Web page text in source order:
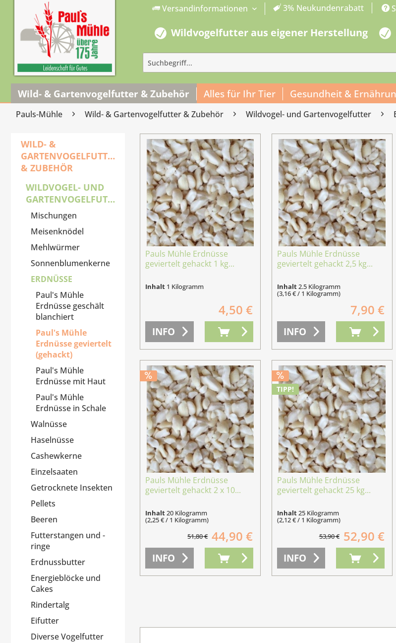
Versandinformationen 3% Neukundenrabatt
Wildvogelfutter aus eigener Herstellung
Wild- & Gartenvogelfutter & Zubehör Alles für Ihr Tier Gesundheit &
Pauls-Mühle Wild- & Gartenvogelfutter & Zubehör Wildvogel- und Gartenvogelfutter
WILD- &
GARTENVOGELFUTTER
& ZUBEHÖR
WILDVOGEL- UND
GARTENVOGELFUTTER
Mischungen
Meisenknödel
Mehlwürmer
Sonnenblumenkerne
ERDNÜSSE
Paul's Mühle
Erdnüsse geschält
blanchiert
Paul's Mühle
Erdnüsse geviertelt
(gehackt)
Paul's Mühle
Erdnüsse mit Haut
Paul's Mühle
Erdnüsse in Schale
Walnüsse
Haselnüsse
Cashewkerne
Einzelsaaten
Getrocknete Insekten
Pellets
Beeren
Futterstangen und -
ringe
Erdnussbutter
Energieblöcke und
Cakes
Rindertalg
Eifutter
Diverse Vogelfutter
Pauls Mühle Erdnüsse
geviertelt gehackt 1 kg...
Inhalt 1 Kilogramm
4,50 €
INFO
Pauls Mühle Erdnüsse
geviertelt gehackt 2,5 kg...
Inhalt2.5 Kilogramm
(3,16 € / 1 Kilogramm)
7,90 €
INFO
Pauls Mühle Erdnüsse
geviertelt gehackt 2 x 10...
Inhalt20 Kilogramm
(2,25 € / 1 Kilogramm)
51,80 € 44,90 €
INFO
TIPP!
Pauls Mühle Erdnüsse
geviertelt gehackt 25 kg...
Inhalt25 Kilogramm
(2,12 € / 1 Kilogramm)
53,90 € 52,90 €
INFO